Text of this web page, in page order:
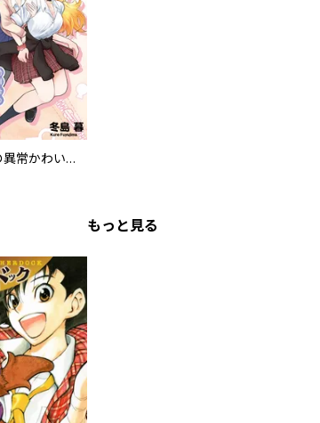
幼馴染の異常かわいい妹ちゃん 【連載版】
もっと見る